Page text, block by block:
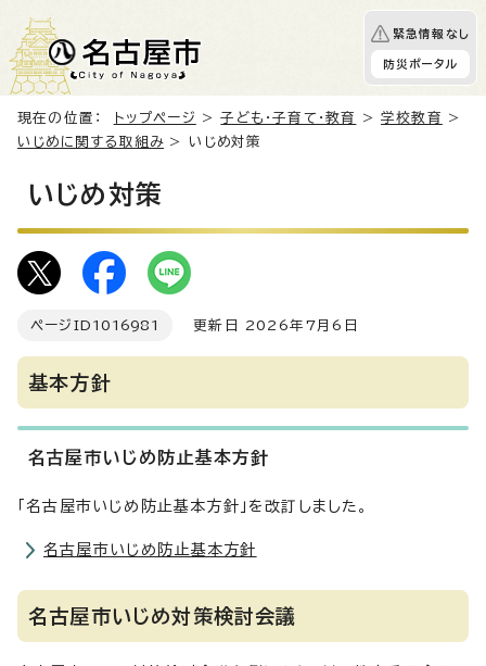
緊急情報なし
防災ポータル
現在の位置： トップページ >子ども・子育て・教育 >学校教育
>
いじめに関する取組み > いじめ対策
いじめ対策
ページID 1016981 更新日 2026年7月6日
基本方針
名古屋市いじめ防止基本方針
「名古屋市いじめ防止基本方針」を改訂しました。
名古屋市いじめ防止基本方針
名古屋市いじめ対策検討会議